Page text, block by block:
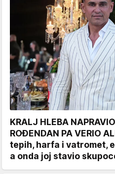
KRALJ HLEBA
ROĐENDAN PA VERIO
tepih, harfa i vatromet,
a onda joj stavio